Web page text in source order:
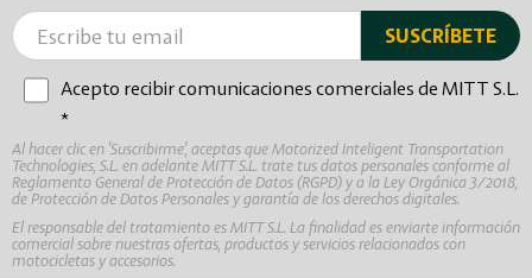
Acepto recibir comunicaciones comerciales de MITT S.L.
*
Al hacer clic en 'Suscribirme', aceptas que Motorized Inteligent Transportation
Technologies, S.L. en adelante MITT S.L. trate tus datos personales conforme al
Reglamento General de Protección de Datos (RGPD) y a la Ley Orgánica 3/2018,
de Protección de Datos Personales y garantía de los derechos digitales.
El responsable del tratamiento es MITT S.L. La finalidad es enviarte información
comercial sobre nuestras ofertas, productos y servicios relacionados con
motocicletas y accesorios.